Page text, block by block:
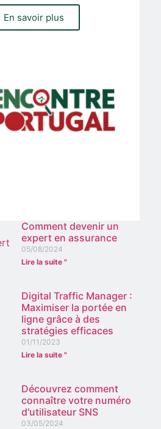
En savoir plus
Comment devenir un
expert en assurance
05/08/2024
Lire la suite "
Digital Traffic Manager :
Maximiser la portée en
ligne grâce à des
stratégies efficaces
01/11/2023
Lire la suite "
Découvrez comment
connaître votre numéro
d'utilisateur SNS
03/05/2024